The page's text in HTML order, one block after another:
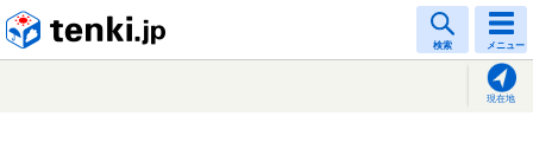
検索 メニュー
現在地